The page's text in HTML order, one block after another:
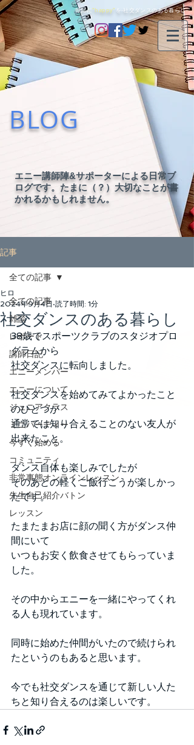
毎日に"happy" を-社交ダンスのある暮らし-
BLOG
エニー講師陣&サポーターによる日常ブ
ログです。たまに（？）大切なことが書
かれるかもしれません。
記事
全ての記事
雑談
レポート
講師日記
エニーメンバー
エニーについて
ジュニアクラス
ミニパーティー
今すぐ始める
コミュニティ
非常事態オンラインレッスン
先生自己紹介バトン
レッスン
全ての記事
社交ダンスのある暮らし
ヒロ
2024年9月4日 読了時間: 1分
38歳でスポーツクラブのスタジオプロ
グラムから
社交ダンスに転向しました。
社交ダンスを始めてみてよかったこと
のひとつが
通常では知り合えることのない友人が
出来たこと。
ダンス自体も楽しみでしたが
そのあとの軽くご飯行こうが楽しかっ
たです。
たまたまお店に顔の聞く方がダンス仲
間にいて
いつもお安く飲食させてもらっていま
した。
その中からエニーを一緒にやってくれ
る人も現れています。
同時に始めた仲間がいたので続けられ
たというのもあると思います。
今でも社交ダンスを通じて新しい人た
ちと知り合えるのは楽しいです。